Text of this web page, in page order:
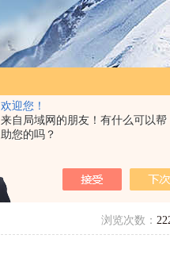
欢迎您！
来自局域网的朋友！有什么可以帮
助您的吗？
> 结合总体结构及传动方式了解下
结合总体结构
浏览次数：